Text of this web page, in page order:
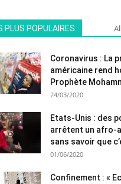
PLUS POPULAIRES All
Coronavirus : La
américaine rend
24/03/2020
Etats-Unis : des
arrêtent un afro-
sans savoir que
01/06/2020
Confinement : «